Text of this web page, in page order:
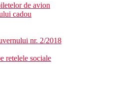
de avion
cadou
nr. 2/2018
retelele sociale